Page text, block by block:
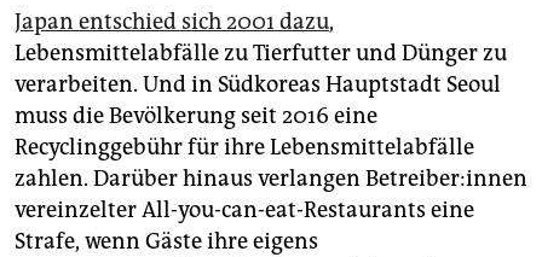
Japan entschied sich 2001 dazu,
Lebensmittelabfälle zu Tierfutter und Dünger zu
verarbeiten. Und in Südkoreas Hauptstadt Seoul
muss die Bevölkerung seit 2016 eine
Recyclinggebühr für ihre Lebensmittelabfälle
zahlen. Darüber hinaus verlangen Be­trei­be­r:in­nen
vereinzelter All-you-can-eat-Restaurants eine
Strafe, wenn Gäste ihre eigens